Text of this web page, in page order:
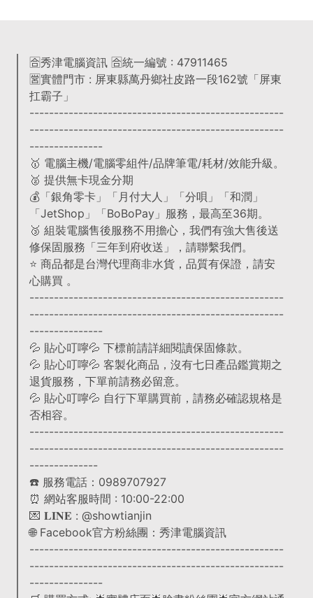
🈴秀津電腦資訊 🈴統一編號 : 47911465
🈺實體門市 : 屏東縣萬丹鄉社皮路一段162號「屏東
扛霸子」
----------------------------------------------------
----------------------------------------------------
---------------
🥇 電腦主機/電腦零組件/品牌筆電/耗材/效能升級。
🥈 提供無卡現金分期
💰「銀角零卡」「月付大人」「分唄」「和潤」
「JetShop」「BoBoPay」服務，最高至36期。
🥉 組裝電腦售後服務不用擔心，我們有強大售後送
修保固服務「三年到府收送」，請聯繫我們。
⭐️ 商品都是台灣代理商非水貨，品質有保證，請安
心購買 。
----------------------------------------------------
----------------------------------------------------
---------------
💦 貼心叮嚀💦 下標前請詳細閱讀保固條款。
💦 貼心叮嚀💦 客製化商品，沒有七日產品鑑賞期之
退貨服務，下單前請務必留意。
💦 貼心叮嚀💦 自行下單購買前，請務必確認規格是
否相容。
----------------------------------------------------
----------------------------------------------------
--------------
☎️ 服務電話：0989707927
⏰ 網站客服時間 : 10:00-22:00
💌 𝐋𝐈𝐍𝐄 : @showtianjin
🌐 Facebook官方粉絲團：秀津電腦資訊
----------------------------------------------------
----------------------------------------------------
---------------